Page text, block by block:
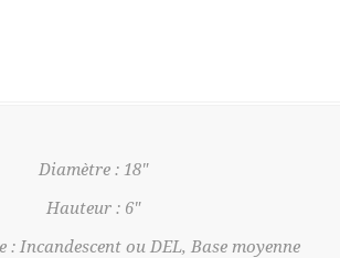
Diamètre : 18"
Hauteur : 6"
: Incandescent ou DEL, Base moyenne